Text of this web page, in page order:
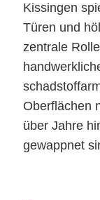
Kissingen
Türen und
zentrale
Oberflächen
über Jahre
gewappnet